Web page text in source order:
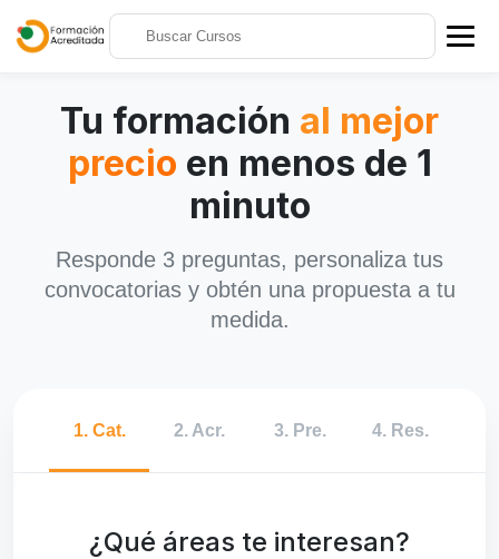
Tu formación al mejor
precio en menos de 1
minuto
Responde 3 preguntas, personaliza tus
convocatorias y obtén una propuesta a tu
medida.
1. Cat. 2. Acr. 3. Pre. 4. Res.
¿Qué áreas te interesan?